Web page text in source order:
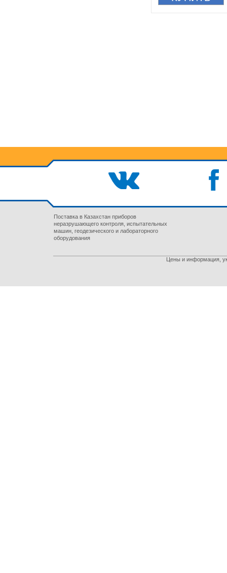
Поставка в Казахстан приборов
неразрушающего контроля, испытательных
машин, геодезического и лабораторного
оборудования
Цены и информация,